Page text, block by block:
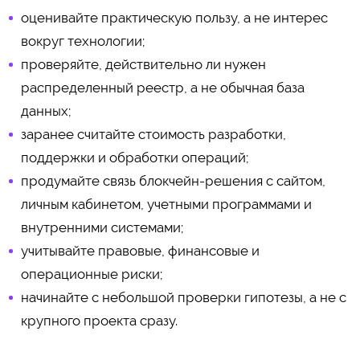
оценивайте практическую пользу, а не интерес
вокруг технологии;
проверяйте, действительно ли нужен
распределенный реестр, а не обычная база
данных;
заранее считайте стоимость разработки,
поддержки и обработки операций;
продумайте связь блокчейн-решения с сайтом,
личным кабинетом, учетными программами и
внутренними системами;
учитывайте правовые, финансовые и
операционные риски;
начинайте с небольшой проверки гипотезы, а не с
крупного проекта сразу.